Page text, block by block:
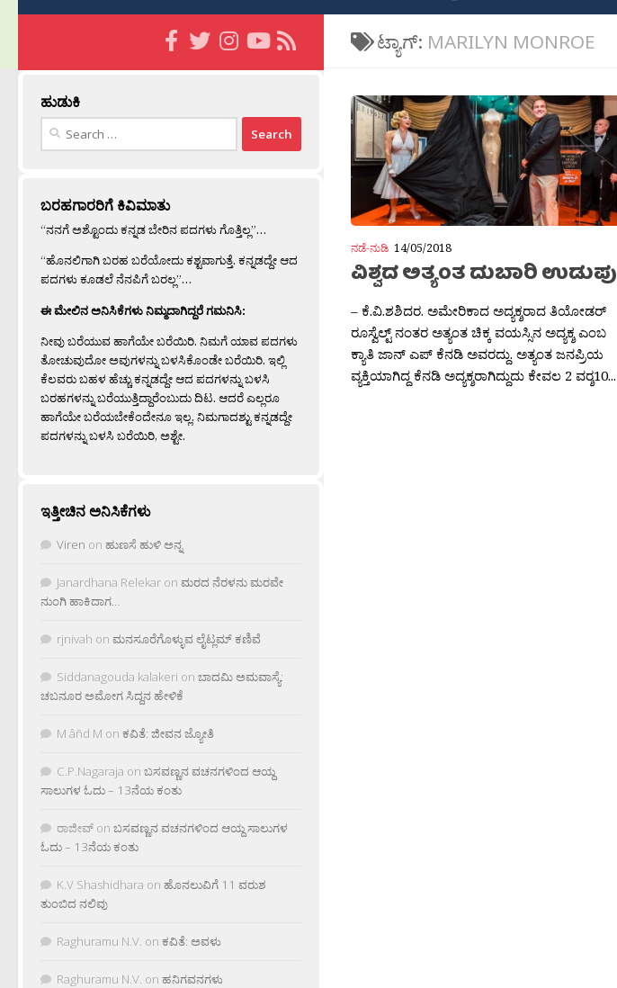
ಟ್ಯಾಗ್: MARILYN MONROE
ನಡೆ-ನುಡಿ 14/05/2018
ವಿಶ್ವದ ಅತ್ಯಂತ ದುಬಾರಿ ಉಡುಪು
– ಕೆ.ವಿ.ಶಶಿದರ. ಅಮೇರಿಕಾದ ಅದ್ಯಕ್ಶರಾದ ತಿಯೋಡರ್‍
ರೂಸ್ವೆಲ್ಟ್ ನಂತರ ಅತ್ಯಂತ ಚಿಕ್ಕ ವಯಸ್ಸಿನ ಅದ್ಯಕ್ಶ ಎಂಬ
ಕ್ಯಾತಿ ಜಾನ್‍ ಎಪ್‍ ಕೆನಡಿ ಅವರದ್ದು. ಅತ್ಯಂತ ಜನಪ್ರಿಯ
ವ್ಯಕ್ತಿಯಾಗಿದ್ದ ಕೆನಡಿ ಅದ್ಯಕ್ಶರಾಗಿದ್ದುದು ಕೇವಲ 2 ವರ‍್ಶ10...
ಹುಡುಕಿ
Search
ಬರಹಗಾರರಿಗೆ ಕಿವಿಮಾತು
“ನನಗೆ ಅಶ್ಟೊಂದು ಕನ್ನಡ ಬೇರಿನ ಪದಗಳು ಗೊತ್ತಿಲ್ಲ”…
“ಹೊನಲಿಗಾಗಿ ಬರಹ ಬರೆಯೋದು ಕಶ್ಟವಾಗುತ್ತೆ. ಕನ್ನಡದ್ದೇ ಆದ
ಪದಗಳು ಕೂಡಲೆ ನೆನಪಿಗೆ ಬರಲ್ಲ”…
ಈ ಮೇಲಿನ ಅನಿಸಿಕೆಗಳು ನಿಮ್ಮದಾಗಿದ್ದರೆ ಗಮನಿಸಿ:
ನೀವು ಬರೆಯುವ ಹಾಗೆಯೇ ಬರೆಯಿರಿ. ನಿಮಗೆ ಯಾವ ಪದಗಳು
ತೋಚುವುದೋ ಅವುಗಳನ್ನು ಬಳಸಿಕೊಂಡೇ ಬರೆಯಿರಿ. ಇಲ್ಲಿ
ಕೆಲವರು ಬಹಳ ಹೆಚ್ಚು ಕನ್ನಡದ್ದೇ ಆದ ಪದಗಳನ್ನು ಬಳಸಿ
ಬರಹಗಳನ್ನು ಬರೆಯುತ್ತಿದ್ದಾರೆಂಬುದು ದಿಟ. ಆದರೆ ಎಲ್ಲರೂ
ಹಾಗೆಯೇ ಬರೆಯಬೇಕೆಂದೇನೂ ಇಲ್ಲ. ನಿಮಗಾದಶ್ಟು ಕನ್ನಡದ್ದೇ
ಪದಗಳನ್ನು ಬಳಸಿ ಬರೆಯಿರಿ, ಅಶ್ಟೇ.
ಇತ್ತೀಚಿನ ಅನಿಸಿಕೆಗಳು
Viren on ಹುಣಸೆ ಹುಳಿ ಅನ್ನ
Janardhana Relekar on ಮರದ ನೆರಳನು ಮರವೇ
ನುಂಗಿ ಹಾಕಿದಾಗ…
rjnivah on ಮನಸೂರೆಗೊಳ್ಳುವ ಲೈಟ್ಲಮ್ ಕಣಿವೆ
Siddanagouda kalakeri on ಬಾದಮಿ ಅಮವಾಸ್ಯೆ:
ಚಬನೂರ ಅಮೋಗ ಸಿದ್ದನ ಹೇಳಿಕೆ
M âñd M on ಕವಿತೆ: ಜೀವನ ಜ್ಯೋತಿ
C.P.Nagaraja on ಬಸವಣ್ಣನ ವಚನಗಳಿಂದ ಆಯ್ದ
ಸಾಲುಗಳ ಓದು – 13ನೆಯ ಕಂತು
ರಾಜೀವ್ on ಬಸವಣ್ಣನ ವಚನಗಳಿಂದ ಆಯ್ದ ಸಾಲುಗಳ
ಓದು – 13ನೆಯ ಕಂತು
K.V Shashidhara on ಹೊನಲುವಿಗೆ 11 ವರುಶ
ತುಂಬಿದ ನಲಿವು
Raghuramu N.V. on ಕವಿತೆ: ಅವಳು
Raghuramu N.V. on ಹನಿಗವನಗಳು